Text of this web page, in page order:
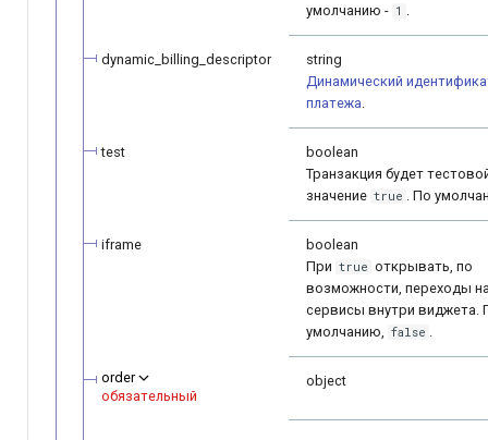
умолчанию - 1
dynamic_billing_descriptor
string
Динамический
платежа
test
boolean
Транзакция будет
значение true . По
iframe
boolean
При true открывать, по
возможности, переходы
сервисы внутри виджета.
умолчанию,
false
order
обязательный
object